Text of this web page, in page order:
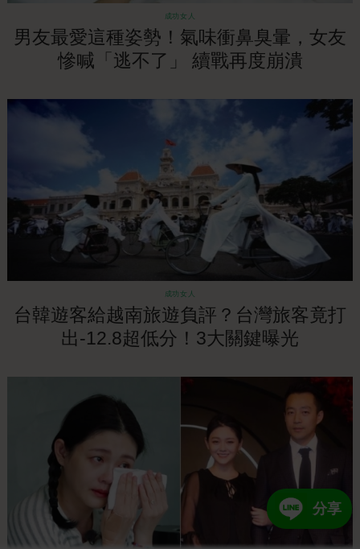
分享
成功女人
男友最愛這種姿勢！氣味衝鼻臭暈，女友
慘喊「逃不了」 續戰再度崩潰
成功女人
台韓遊客給越南旅遊負評？台灣旅客竟打
出-12.8超低分！3大關鍵曝光